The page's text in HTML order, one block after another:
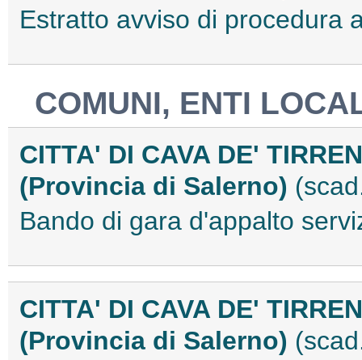
Estratto avviso di procedura
COMUNI, ENTI
CITTA' DI CAVA DE'
(Provincia di Salerno)
Bando di gara d'appalto
CITTA' DI CAVA DE'
(Provincia di Salerno)